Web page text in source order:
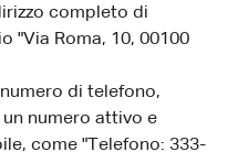
completo di
"Via Roma, 10, 00100
di telefono,
numero attivo e
come "Telefono: 333-